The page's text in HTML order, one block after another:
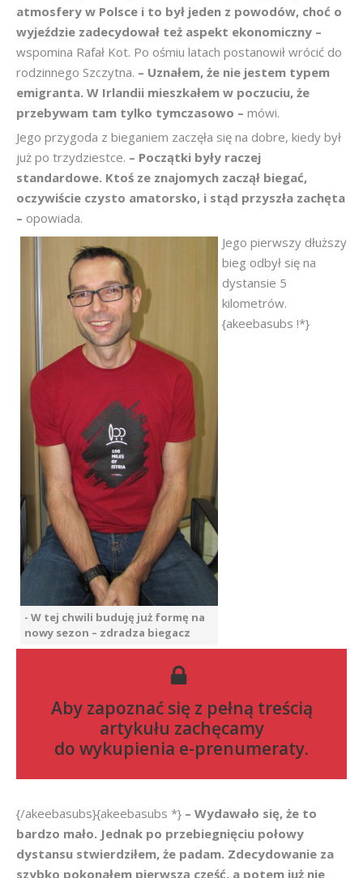
atmosfery w Polsce i to był jeden z powodów, choć o
wyjeździe zadecydował też aspekt ekonomiczny –
wspomina Rafał Kot. Po ośmiu latach postanowił wrócić do
rodzinnego Szczytna. – Uznałem, że nie jestem typem
emigranta. W Irlandii mieszkałem w poczuciu, że
przebywam tam tylko tymczasowo – mówi.
Jego przygoda z bieganiem zaczęła się na dobre, kiedy był
już po trzydziestce. – Początki były raczej
standardowe. Ktoś ze znajomych zaczął biegać,
oczywiście czysto amatorsko, i stąd przyszła zachęta
– opowiada.
- W tej chwili buduję już formę na
nowy sezon – zdradza biegacz
Jego pierwszy dłuższy
bieg odbył się na
dystansie 5
kilometrów.
{akeebasubs !*}
Aby zapoznać się z pełną treścią
artykułu zachęcamy
do wykupienia e-prenumeraty.
{/akeebasubs}{akeebasubs *} – Wydawało się, że to
bardzo mało. Jednak po przebiegnięciu połowy
dystansu stwierdziłem, że padam. Zdecydowanie za
szybko pokonałem pierwszą część, a potem już nie